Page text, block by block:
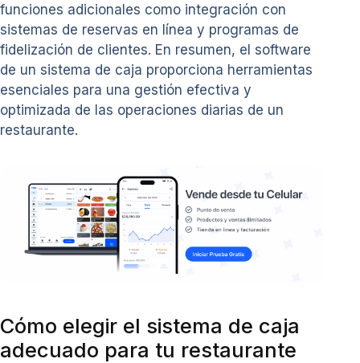
funciones adicionales como integración con
sistemas de reservas en línea y programas de
fidelización de clientes. En resumen, el software
de un sistema de caja proporciona herramientas
esenciales para una gestión efectiva y
optimizada de las operaciones diarias de un
restaurante.
Cómo elegir el sistema de caja
adecuado para tu restaurante